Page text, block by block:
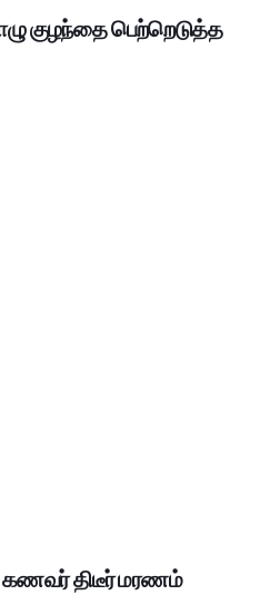
குழந்தை பெற்றெடுத்த
கணவர் திடீர் மரணம்